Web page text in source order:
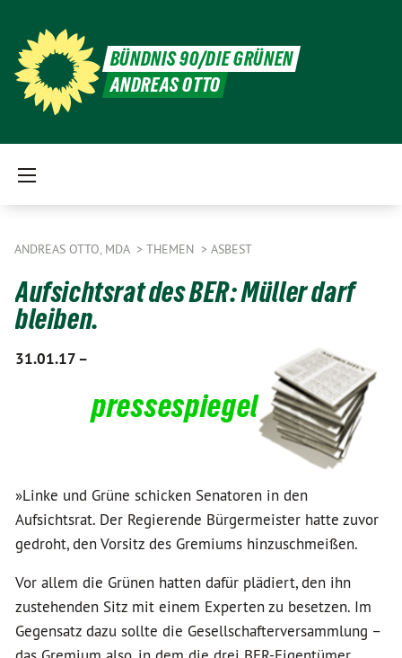
BÜNDNIS 90/DIE GRÜNEN
ANDREAS OTTO
ANDREAS OTTO, MDA THEMEN ASBEST
Aufsichtsrat des BER: Müller darf
bleiben.
31.01.17 –
pressespiegel
»Linke und Grüne schicken Senatoren in den
Aufsichtsrat. Der Regierende Bürgermeister hatte zuvor
gedroht, den Vorsitz des Gremiums hinzuschmeißen.
Vor allem die Grünen hatten dafür plädiert, den ihn
zustehenden Sitz mit einem Experten zu besetzen. Im
Gegensatz dazu sollte die Gesellschafterversammlung –